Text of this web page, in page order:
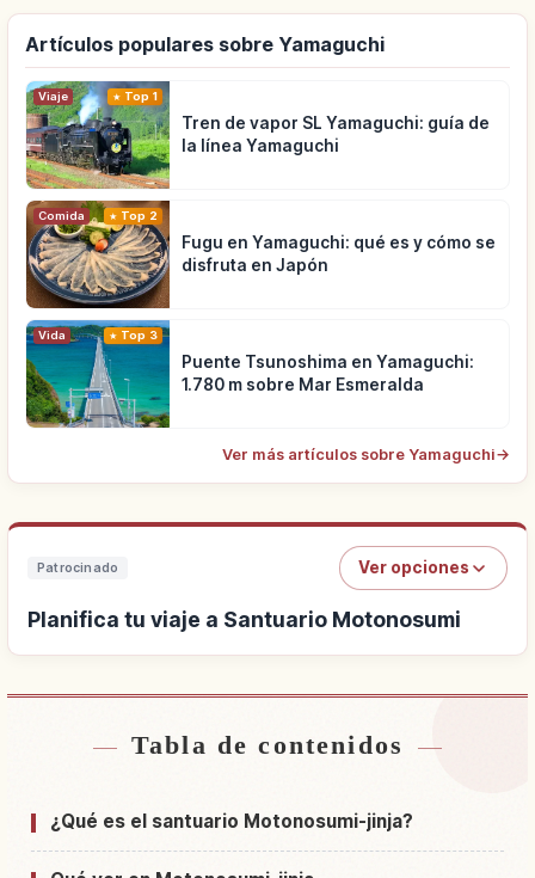
Artículos populares sobre Yamaguchi
Viaje Top 1
Tren de vapor SL Yamaguchi: guía de
la línea Yamaguchi
Comida Top 2
Fugu en Yamaguchi: qué es y cómo se
disfruta en Japón
Vida Top 3
Puente Tsunoshima en Yamaguchi:
1.780 m sobre Mar Esmeralda
Ver más artículos sobre Yamaguchi→
Patrocinado Ver opciones
Planifica tu viaje a Santuario Motonosumi
Buscar alojamiento cerca de Santuario
Tabla de contenidos
¿Qué es el santuario Motonosumi-jinja?